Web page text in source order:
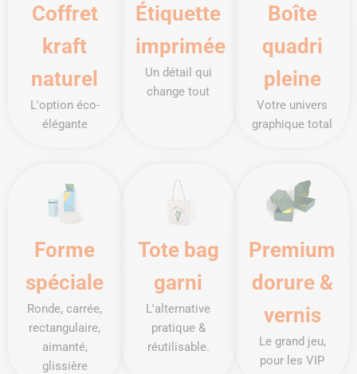
Coffret
kraft
naturel
L'option éco-
élégante
Étiquette
imprimée
Un détail qui
change tout
Boîte
quadri
pleine
Votre univers
graphique total
Forme
spéciale
Ronde, carrée,
rectangulaire,
aimanté,
glissière
Tote bag
garni
L'alternative
pratique &
réutilisable.
Premium
dorure &
vernis
Le grand jeu,
pour les VIP